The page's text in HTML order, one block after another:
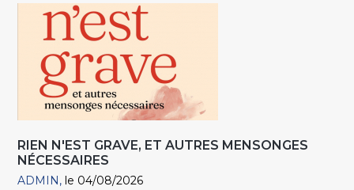
RIEN N'EST GRAVE, ET AUTRES MENSONGES
NÉCESSAIRES
ADMIN le 04/08/2026